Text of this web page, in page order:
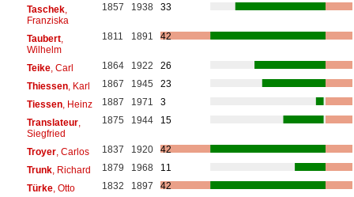
Taschek,
Franziska
1857 1938 33
Taubert,
Wilhelm
1811 1891 42
Teike, Carl 1864 1922
26
Thiessen, Karl 1867 1945
23
Tiessen, Heinz 1887 1971
3
Translateur,
Siegfried
1875 1944 15
Troyer, Carlos 1837 1920
42
Trunk, Richard 1879 1968
11
Türke, Otto 1832 1897
42